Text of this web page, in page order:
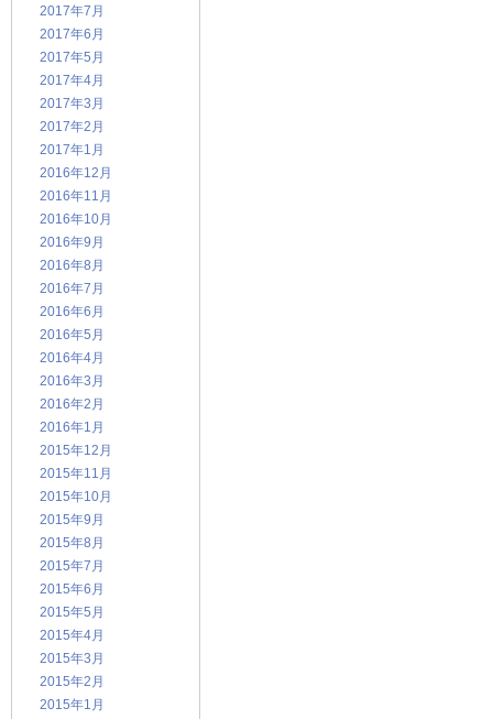
2017年7月
2017年6月
2017年5月
2017年4月
2017年3月
2017年2月
2017年1月
2016年12月
2016年11月
2016年10月
2016年9月
2016年8月
2016年7月
2016年6月
2016年5月
2016年4月
2016年3月
2016年2月
2016年1月
2015年12月
2015年11月
2015年10月
2015年9月
2015年8月
2015年7月
2015年6月
2015年5月
2015年4月
2015年3月
2015年2月
2015年1月